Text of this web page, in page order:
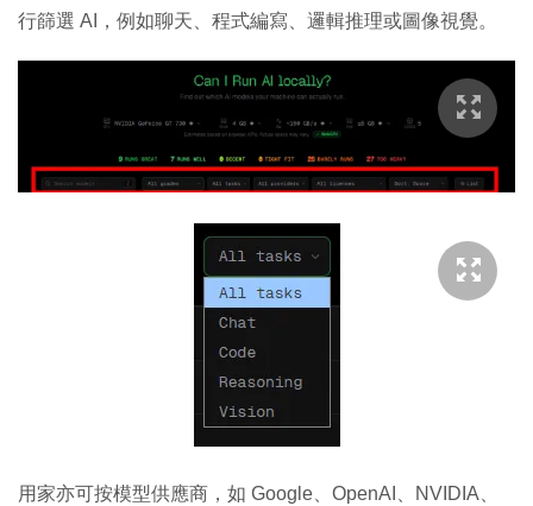
行篩選 AI，例如聊天、程式編寫、邏輯推理或圖像視覺。
用家亦可按模型供應商，如 Google、OpenAI、NVIDIA、